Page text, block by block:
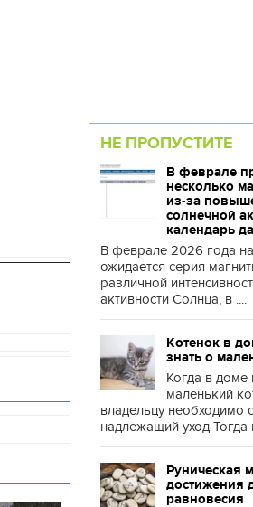
НЕ ПРОПУСТИТЕ
В феврале
несколько
из-за
солнечной
календарь
В феврале 2026 года
ожидается серия
различной
активности Солнца, в ....
Котенок в
знать о
Когда в доме
маленький
владельцу необходимо
надлежащий уход Тогда
Руническая
достижения
равновесия